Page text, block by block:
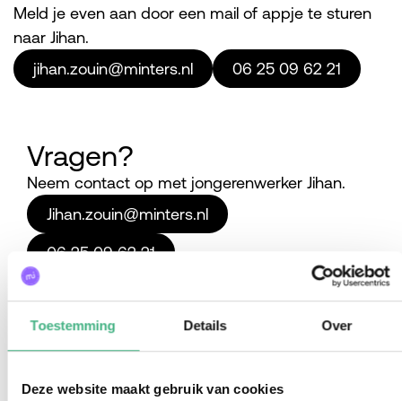
Toestemming Details Over
Deze website maakt gebruik van cookies
Meld je even aan door een mail of appje te sturen
naar Jihan.
jihan.zouin@minters.nl
06 25 09 62 21
Vragen?
Neem contact op met jongerenwerker Jihan.
Jihan.zouin@minters.nl
06 25 09 62 21